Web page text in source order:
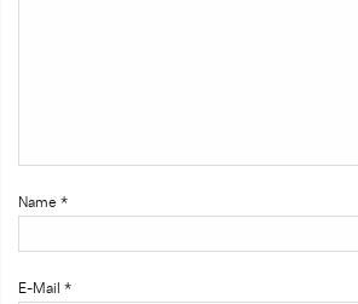
Name *
E-Mail *